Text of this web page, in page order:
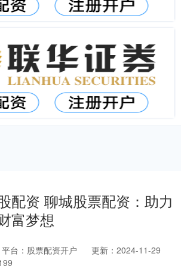
配资 聊城股票配资：助力
富梦想
平台：股票配资开户
更新：2024-11-29